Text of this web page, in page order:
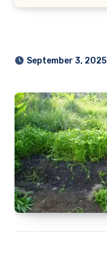
September 3, 2025